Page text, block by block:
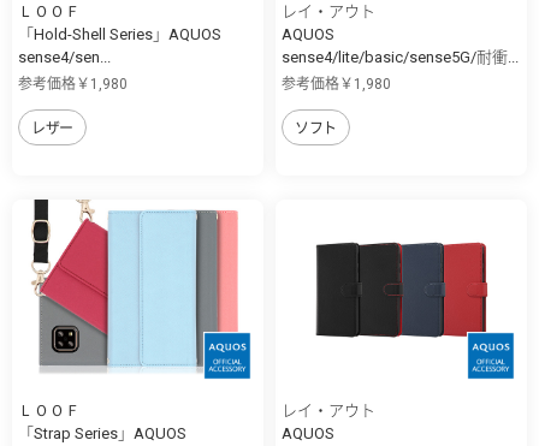
ＬＯＯＦ
「Hold-Shell Series」AQUOS
sense4/sen...
参考価格￥1,980
レザー
レイ・アウト
AQUOS
sense4/lite/basic/sense5G/耐衝...
参考価格￥1,980
ソフト
ＬＯＯＦ
「Strap Series」AQUOS
レイ・アウト
AQUOS